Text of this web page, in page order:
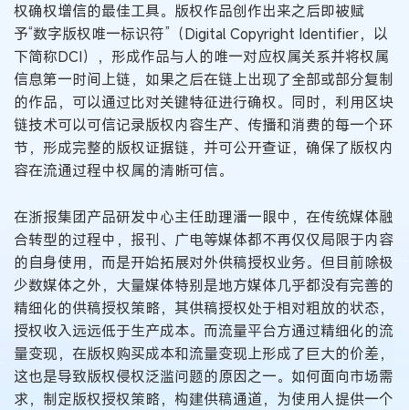
权确权增信的最佳工具。版权作品创作出来之后即被赋
予“数字版权唯一标识符”（Digital Copyright Identifier，以
下简称DCI），形成作品与人的唯一对应权属关系并将权属
信息第一时间上链，如果之后在链上出现了全部或部分复制
的作品，可以通过比对关键特征进行确权。同时，利用区块
链技术可以可信记录版权内容生产、传播和消费的每一个环
节，形成完整的版权证据链，并可公开查证，确保了版权内
容在流通过程中权属的清晰可信。
在浙报集团产品研发中心主任助理潘一眼中，在传统媒体融
合转型的过程中，报刊、广电等媒体都不再仅仅局限于内容
的自身使用，而是开始拓展对外供稿授权业务。但目前除极
少数媒体之外，大量媒体特别是地方媒体几乎都没有完善的
精细化的供稿授权策略，其供稿授权处于相对粗放的状态，
授权收入远远低于生产成本。而流量平台方通过精细化的流
量变现，在版权购买成本和流量变现上形成了巨大的价差，
这也是导致版权侵权泛滥问题的原因之一。如何面向市场需
求，制定版权授权策略，构建供稿通道，为使用人提供一个